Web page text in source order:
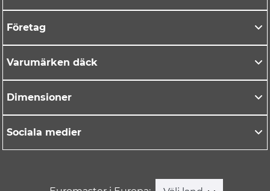
Företag
Varumärken däck
Dimensioner
Sociala medier